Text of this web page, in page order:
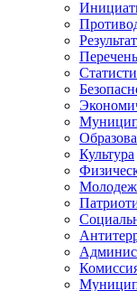
Культура